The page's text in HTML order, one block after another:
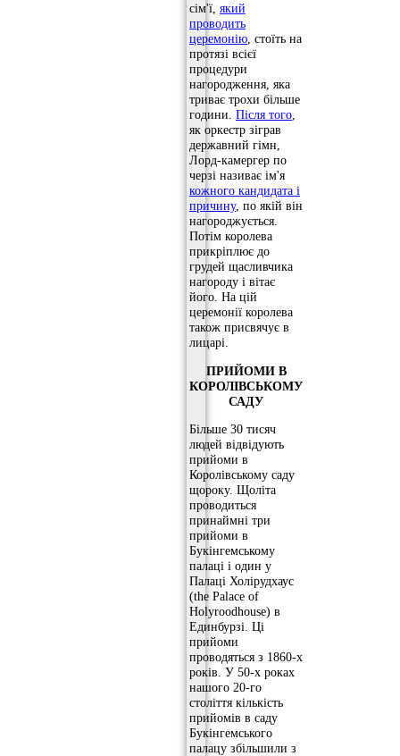
сім'ї, який
проводить
церемонію, стоїть на
протязі всієї
процедури
нагородження, яка
триває трохи більше
години. Після того,
як оркестр зіграв
державний гімн,
Лорд-камергер по
черзі називає ім'я
кожного кандидата і
причину, по якій він
нагороджується.
Потім королева
прикріплює до
грудей щасливчика
нагороду і вітає
його. На цій
церемонії королева
також присвячує в
лицарі.
ПРИЙОМИ В
КОРОЛІВСЬКОМУ
САДУ
Більше 30 тисяч
людей відвідують
прийоми в
Королівському саду
щороку. Щоліта
проводиться
принаймні три
прийоми в
Букінгемському
палаці і один у
Палаці Холірудхаус
(the Palace of
Holyroodhouse) в
Единбурзі. Ці
прийоми
проводяться з 1860-х
років. У 50-х роках
нашого 20-го
століття кількість
прийомів в саду
Букінгемського
палацу збільшили з